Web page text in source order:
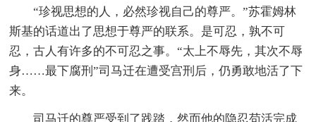
“珍视思想的人，必然珍视自己的尊严。”苏霍姆林
斯基的话道出了思想于尊严的联系。是可忍，孰不可
忍，古人有许多的不可忍之事。“太上不辱先，其次不辱
身……最下腐刑”司马迁在遭受宫刑后，仍勇敢地活了下
来。
司马迁的尊严受到了践踏，然而他的隐忍苟活完成